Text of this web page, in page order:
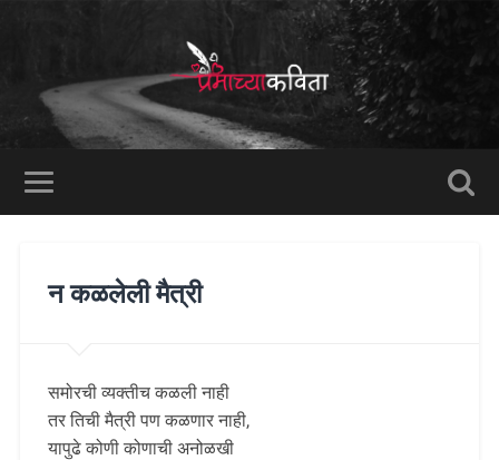
न कळलेली मैत्री
समोरची व्यक्तीच कळली नाही
तर तिची मैत्री पण कळणार नाही,
यापुढे कोणी कोणाची अनोळखी